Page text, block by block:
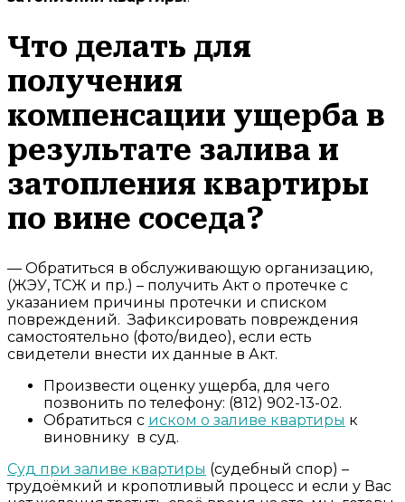
Что делать для
получения
компенсации ущерба в
результате залива и
затопления квартиры
по вине соседа?
— Обратиться в обслуживающую организацию,
(ЖЭУ, ТСЖ и пр.) – получить Акт о протечке с
указанием причины протечки и списком
повреждений. Зафиксировать повреждения
самостоятельно (фото/видео), если есть
свидетели внести их данные в Акт.
Произвести оценку ущерба, для чего
позвонить по телефону: (812) 902-13-02.
Обратиться с иском о заливе квартиры к
виновнику в суд.
Суд при заливе квартиры (судебный спор) –
трудоёмкий и кропотливый процесс и если у Вас